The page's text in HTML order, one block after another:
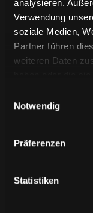
analysieren.
Verwendung
soziale Medien,
Partner führen
weiteren Daten
Notwendig
Präferenzen
Statistiken